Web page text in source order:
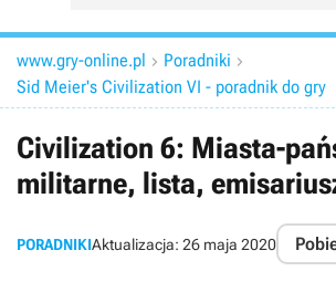
www.gry-online.pl  Poradniki 
Sid Meier's Civilization VI - poradnik do gry
Civilization 6: Miasta-
militarne, lista,
PORADNIKIAktualizacja: 26 maja 2020